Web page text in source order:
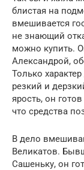
блистая на
вмешивается
не знающий
можно купить.
Александрой,
Только
резкий и
ярость, он
что средства
В дело
Великатов.
Сашеньку, он